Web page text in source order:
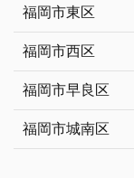
福岡市東区
福岡市西区
福岡市早良区
福岡市城南区